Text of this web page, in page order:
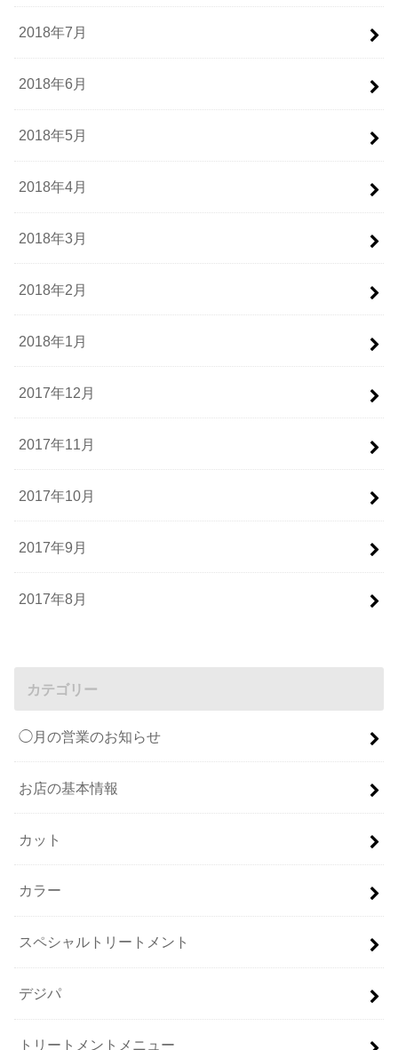
2018年7月
2018年6月
2018年5月
2018年4月
2018年3月
2018年2月
2018年1月
2017年12月
2017年11月
2017年10月
2017年9月
2017年8月
カテゴリー
◯月の営業のお知らせ
お店の基本情報
カット
カラー
スペシャルトリートメント
デジパ
トリートメントメニュー